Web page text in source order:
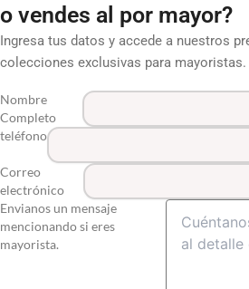
o vendes al por mayor?
Ingresa tus datos y accede a nuestros
colecciones exclusivas para mayoristas.
Nombre
Completo
teléfono
Correo
electrónico
Envianos un mensaje
mencionando si eres
mayorista.